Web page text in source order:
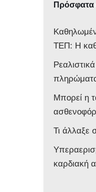
Πρόσφατα
ΤΕΠ: Η
σύστημα
δείχνει νέα
Μπορεί η
Τι άλλαξε
καρδιακή